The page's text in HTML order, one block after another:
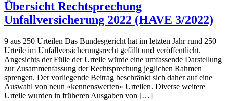
Übersicht Rechtsprechung
Unfallversicherung 2022 (HAVE 3/2022)
9 aus 250 Urteilen Das Bundesgericht hat im letzten Jahr rund 250
Urteile im Unfallversicherungsrecht gefällt und veröffentlicht.
Angesichts der Fülle der Urteile würde eine umfassende Darstellung
zur Zusammenfassung der Rechtsprechung jeglichen Rahmen
sprengen. Der vorliegende Beitrag beschränkt sich daher auf eine
Auswahl von neun «kennenswerten» Urteilen. Diverse weitere
Urteile wurden in früheren Ausgaben von […]